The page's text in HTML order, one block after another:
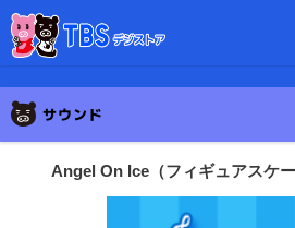
Angel On Ice（フィギュアスケ